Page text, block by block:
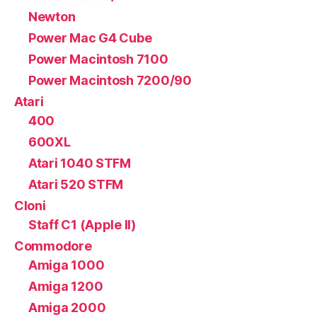
Newton
Power Mac G4 Cube
Power Macintosh 7100
Power Macintosh 7200/90
Atari
400
600XL
Atari 1040 STFM
Atari 520 STFM
Cloni
Staff C1 (Apple II)
Commodore
Amiga 1000
Amiga 1200
Amiga 2000